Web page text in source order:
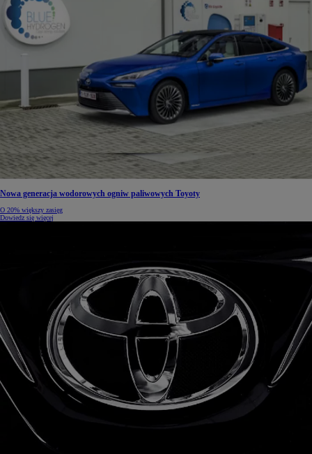
Nowa generacja wodorowych ogniw paliwowych Toyoty
O 20% większy zasięg
Dowiedz się więcej